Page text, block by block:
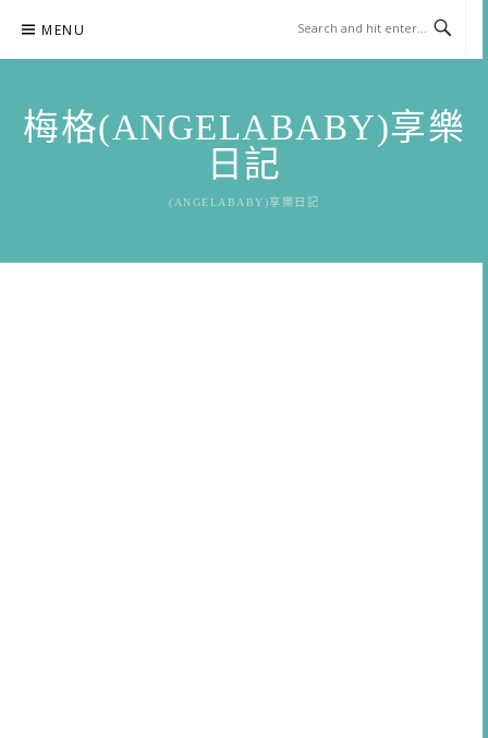
content
MENU
梅格(ANGELABABY)享樂
日記
(ANGELABABY)享樂日記